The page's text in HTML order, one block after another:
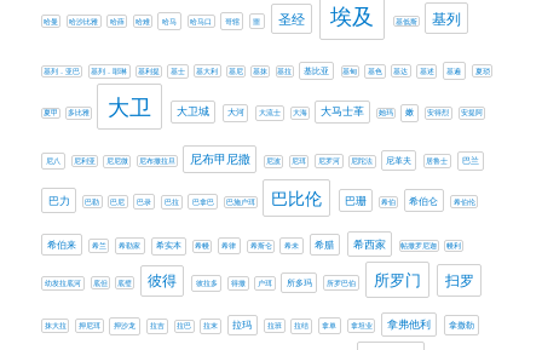
哈曼 哈沙比雅 哈薛 哈难 哈马 哈马口 哥辖 噩 圣经 埃及 基低斯 基列
基列．亚巴 基列．耶琳 基利提 基士 基大利 基尼 基抹 基拉 基比亚 基甸 基色 基达 基述 基遍 夏琐
夏甲 多比雅 大卫 大卫城 大河 大流士 大海 大马士革 她玛 嫩 安得烈 安提阿
尼八 尼利亚 尼尼微 尼布撒拉旦 尼布甲尼撒 尼波 尼珥 尼罗河 尼陀法 尼革夫 居鲁士 巴兰
巴力 巴勒 巴尼 巴录 巴拉 巴拿巴 巴施户珥 巴比伦 巴珊 希伯 希伯仑 希伯伦
希伯来 希兰 希勒家 希实本 希幔 希律 希斯仑 希未 希腊 希西家 帖撒罗尼迦 幔利
幼发拉底河 底但 底璧 彼得 彼拉多 得撒 户珥 所多玛 所罗巴伯 所罗门 扫罗
抹大拉 押尼珥 押沙龙 拉吉 拉巴 拉末 拉玛 拉班 拉结 拿单 拿坦业 拿弗他利 拿撒勒